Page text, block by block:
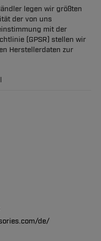
legen wir größten
der von uns
mit der
(GPSR) stellen wir
Herstellerdaten zur
de/